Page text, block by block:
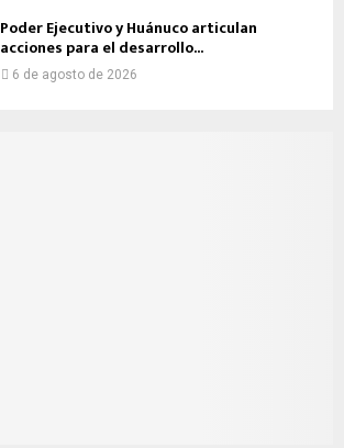
Poder Ejecutivo y Huánuco articulan
acciones para el desarrollo...
6 de agosto de 2026